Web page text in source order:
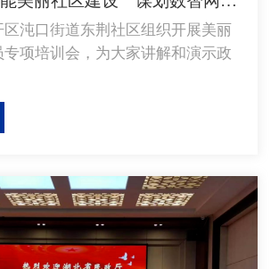
沌口街道东荆社区组织开展美丽
项培训会，为大家讲解和演示政